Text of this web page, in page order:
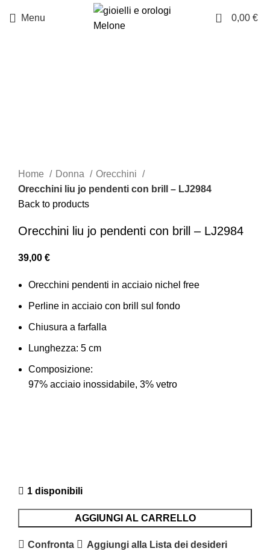
Menu 0 0,00 €
Home Donna
Orecchini
Orecchini liu jo pendenti con brill – LJ2984
Back to products
Orecchini liu jo pendenti con brill – LJ2984
39,00 €
Orecchini pendenti in acciaio nichel free
Perline in acciaio con brill sul fondo
Chiusura a farfalla
Lunghezza: 5 cm
Composizione:
97% acciaio inossidabile, 3% vetro
1 disponibili
AGGIUNGI AL CARRELLO
Confronta Aggiungi alla Lista dei desideri